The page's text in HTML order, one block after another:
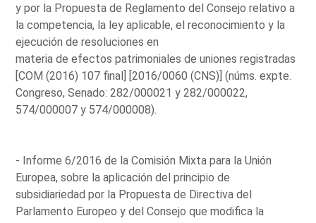
y por la Propuesta de Reglamento del Consejo relativo a
la competencia, la ley aplicable, el reconocimiento y la
ejecución de resoluciones en
materia de efectos patrimoniales de uniones registradas
[COM (2016) 107 final] [2016/0060 (CNS)] (núms. expte.
Congreso, Senado: 282/000021 y 282/000022,
574/000007 y 574/000008).
- Informe 6/2016 de la Comisión Mixta para la Unión
Europea, sobre la aplicación del principio de
subsidiariedad por la Propuesta de Directiva del
Parlamento Europeo y del Consejo que modifica la